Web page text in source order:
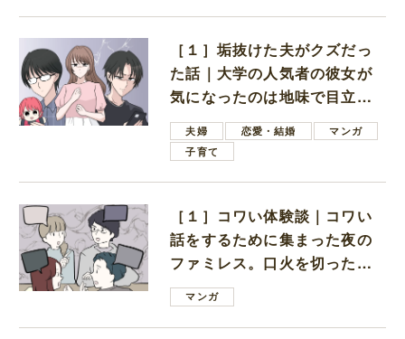
［１］垢抜けた夫がクズだっ
た話｜大学の人気者の彼女が
気になったのは地味で目立た
ない男子学生
夫婦 恋愛・結婚
マンガ
子育て
［１］コワい体験談｜コワい
話をするために集まった夜の
ファミレス。口火を切ったの
は電車好きの男の子ママ
マンガ